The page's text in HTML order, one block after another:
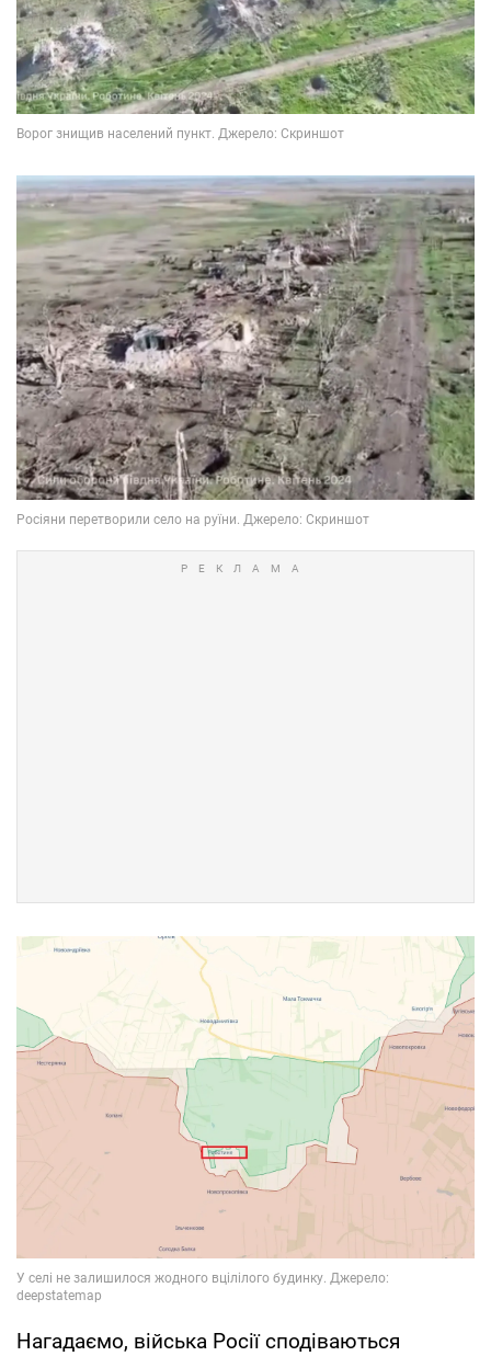
Нагадаємо, війська Росії сподіваються